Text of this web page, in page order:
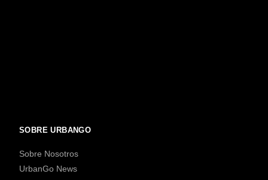
SOBRE URBANGO
Sobre Nosotros
UrbanGo News